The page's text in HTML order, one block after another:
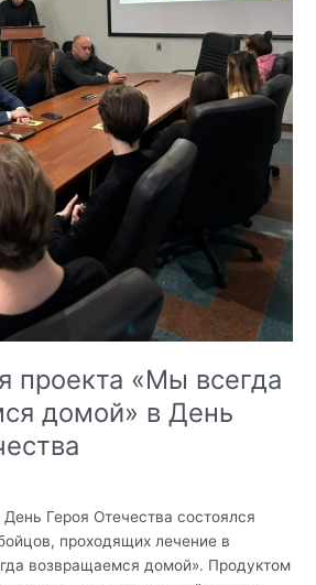
проекта «Мы всегда
домой» в День
Героя Отечества состоялся
проходящих лечение в
возвращаемся домой». Продуктом